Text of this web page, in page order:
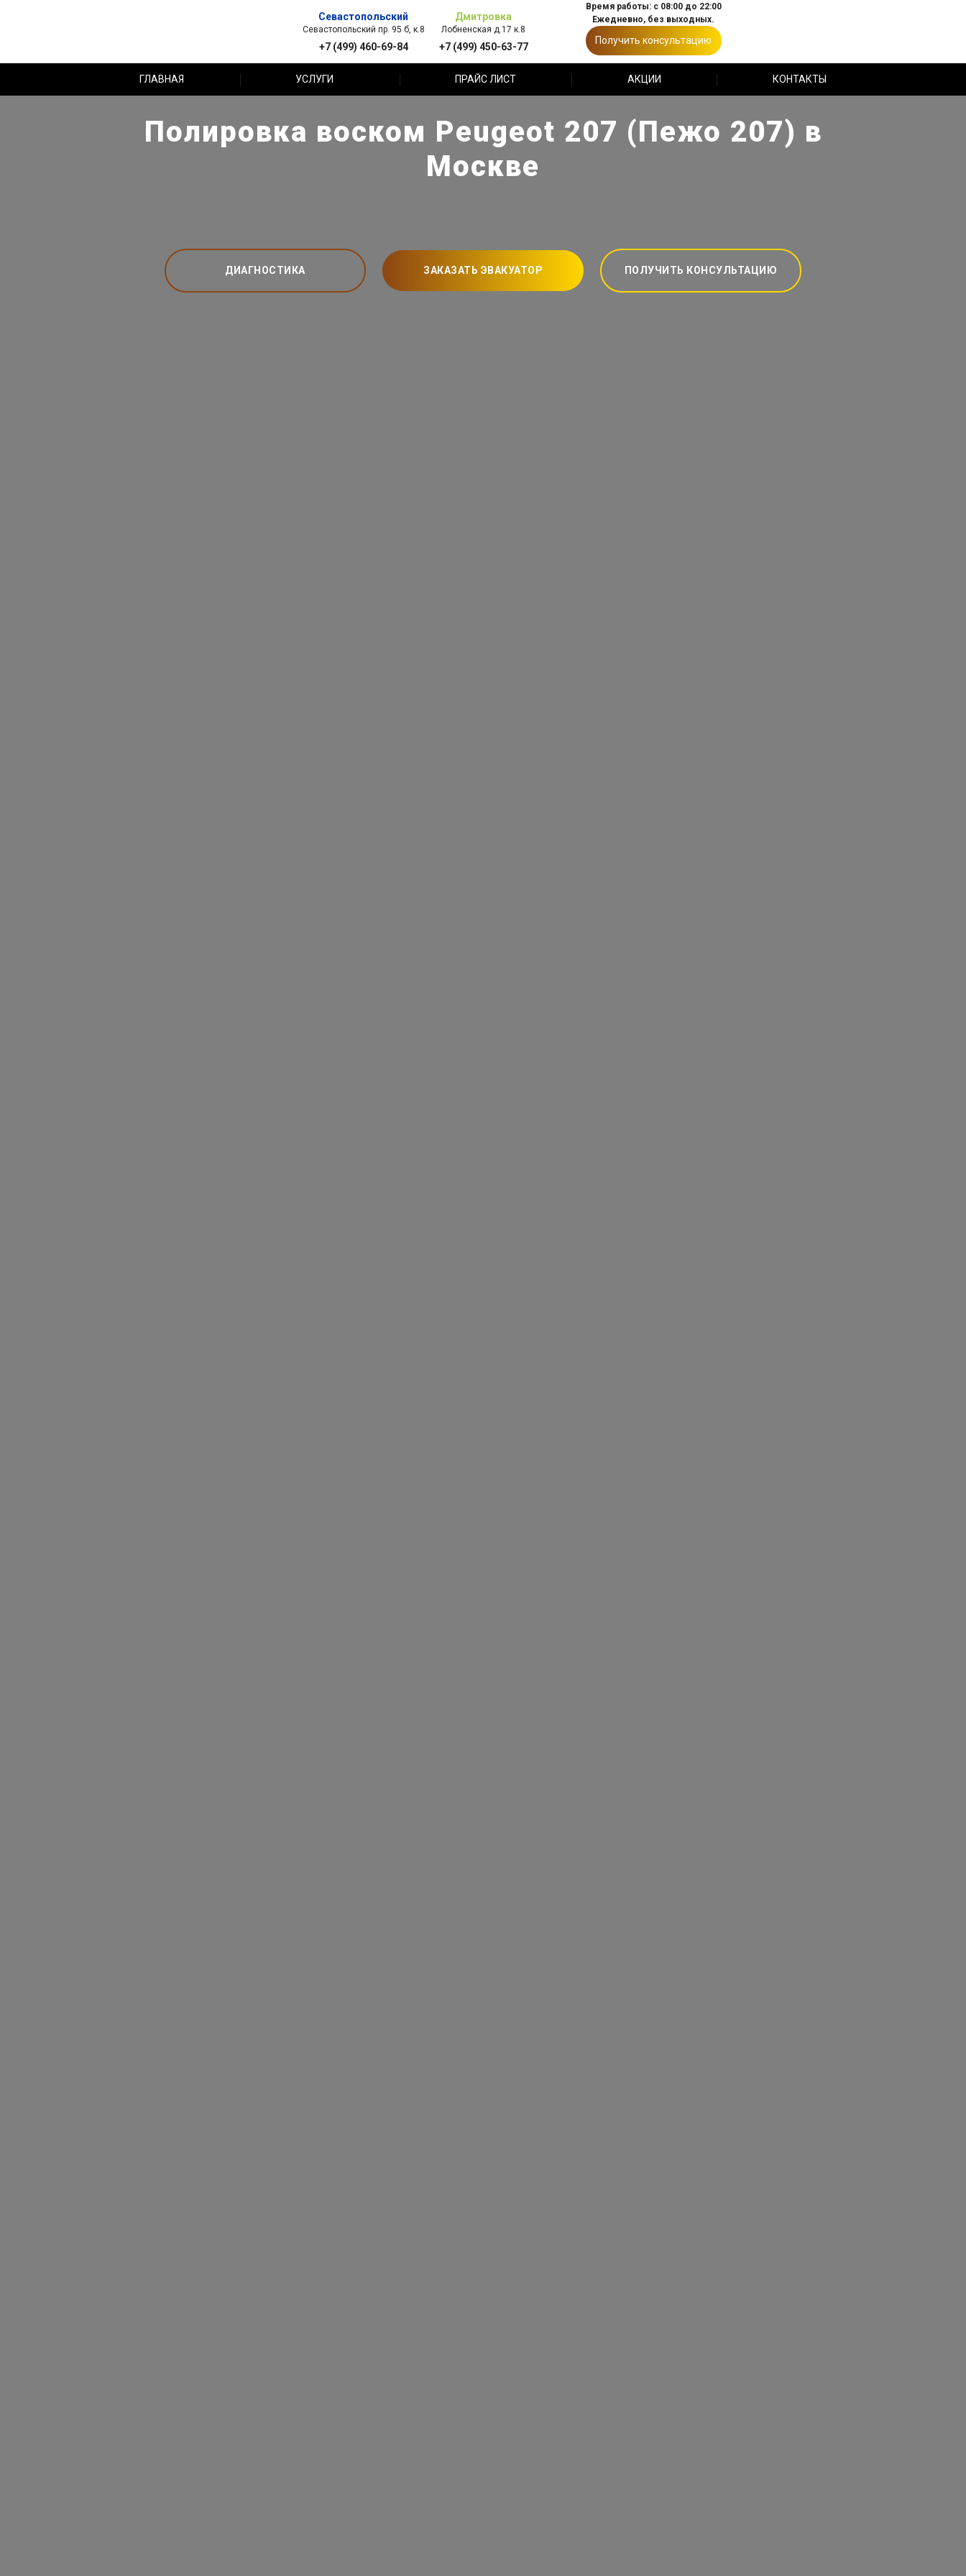
Севастопольский
Севастопольский пр. 95 б, к.8
+7 (499) 460-69-84
Дмитровка
Лобненская д.17 к.8
+7 (499) 450-63-77
Время работы: с 08:00 до 22:00
Ежедневно, без выходных.
Получить консультацию
ГЛАВНАЯ УСЛУГИ ПРАЙС ЛИСТ АКЦИИ КОНТАКТЫ
Полировка воском Peugeot 207 (Пежо 207) в
Москве
ДИАГНОСТИКА ЗАКАЗАТЬ ЭВАКУАТОР ПОЛУЧИТЬ КОНСУЛЬТАЦИЮ